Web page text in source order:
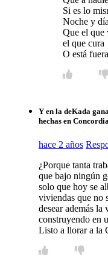
Si es lo
Noche y
Que el que
el que cura
O está
Y en la deKada
hechas en
hace 2 años
¿Porque tanta
que bajo ningún
solo que hoy se
viviendas que no
desear además la
construyendo en
Listo a llorar a la